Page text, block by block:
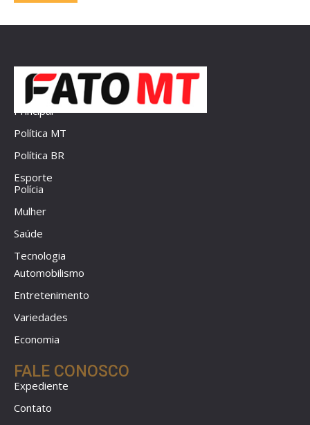
Principal
Política MT
Política BR
Esporte
Polícia
Mulher
Saúde
Tecnologia
Automobilismo
Entretenimento
Variedades
Economia
FALE CONOSCO
Expediente
Contato